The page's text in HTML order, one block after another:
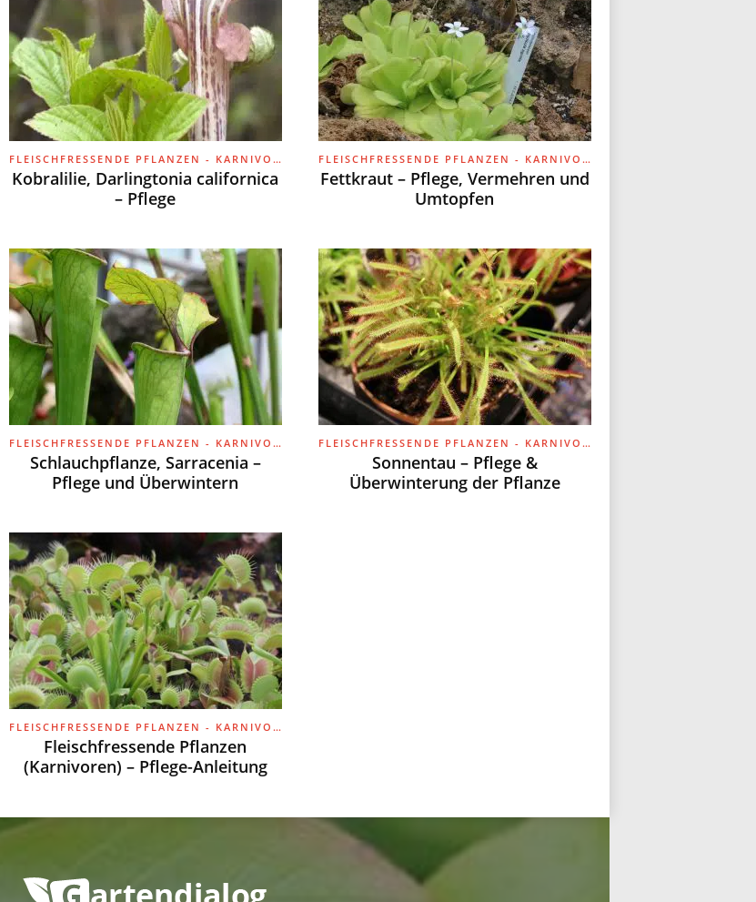
FLEISCHFRESSENDE PFLANZEN - KARNIVOREN
Kobralilie, Darlingtonia californica
– Pflege
FLEISCHFRESSENDE PFLANZEN - KARNIVOREN
Fettkraut – Pflege, Vermehren und
Umtopfen
FLEISCHFRESSENDE PFLANZEN - KARNIVOREN
Schlauchpflanze, Sarracenia –
Pflege und Überwintern
FLEISCHFRESSENDE PFLANZEN - KARNIVOREN
Sonnentau – Pflege &
Überwinterung der Pflanze
FLEISCHFRESSENDE PFLANZEN - KARNIVOREN
Fleischfressende Pflanzen
(Karnivoren) – Pflege-Anleitung